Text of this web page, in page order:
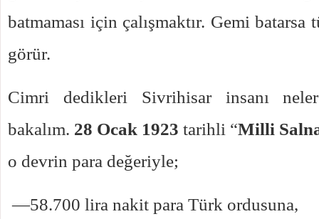
batmaması için çalışmaktır. Gemi
görür.
Cimri dedikleri Sivrihisar insanı
bakalım. 28 Ocak 1923 tarihli “Milli
o devrin para değeriyle;
—58.700 lira nakit para Türk ordusuna,